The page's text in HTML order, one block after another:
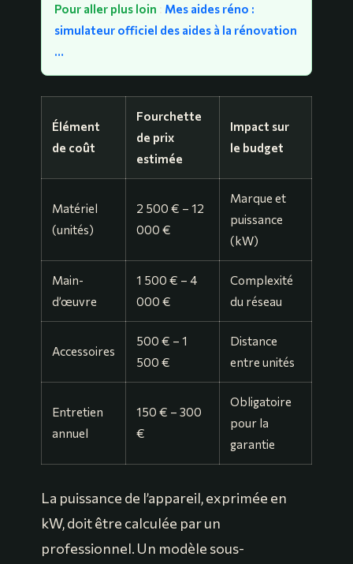
Pour aller plus loin : Mes aides réno :
simulateur officiel des aides à la rénovation
…
Élément
de coût
Fourchette
de prix
estimée
Impact sur
le budget
Matériel
(unités)
2 500 € – 12
000 €
Marque et
puissance
(kW)
Main-
d’œuvre
1 500 € – 4
000 €
Complexité
du réseau
Accessoires
500 € – 1
500 €
Distance
entre unités
Entretien
annuel
150 € – 300
€
Obligatoire
pour la
garantie
La puissance de l’appareil, exprimée en
kW, doit être calculée par un
professionnel. Un modèle sous-